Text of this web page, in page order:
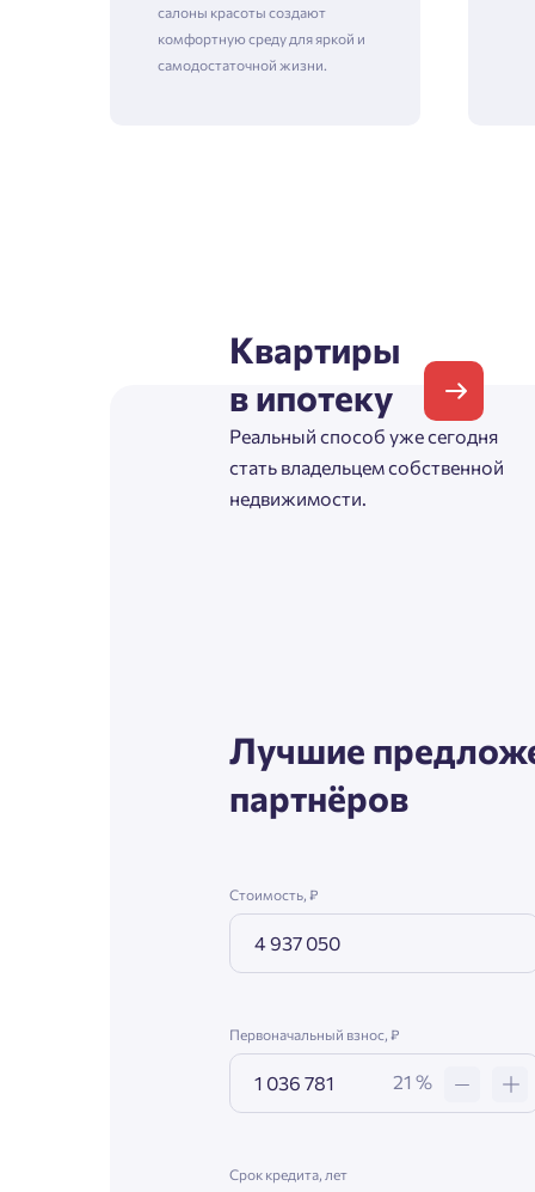
салоны красоты создают
комфортную среду для яркой и
самодостаточной жизни.
Квартиры
в ипотеку
Реальный способ уже сегодня
стать владельцем собственной
недвижимости.
Лучшие
партнёров
Стоимость, ₽
Первоначальный взнос, ₽
21 %
Срок кредита, лет
Фамилия
Имя
Имя